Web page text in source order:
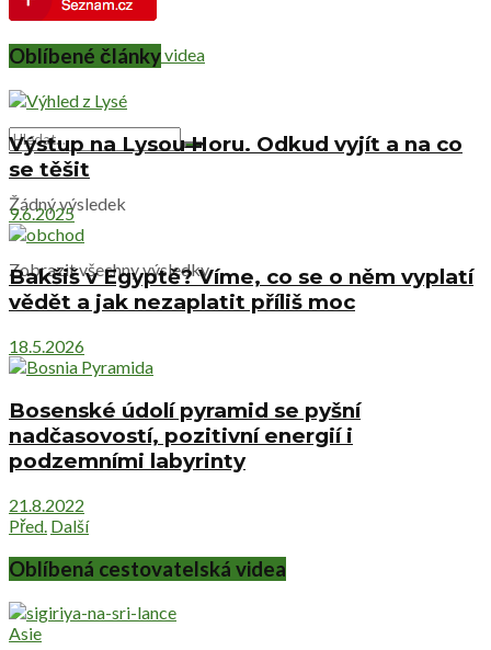
Cestovatelská videa
Žádný výsledek
Zobrazit všechny výsledky
Oblíbené články
Výstup na Lysou Horu. Odkud vyjít a na co
se těšit
9.6.2025
Bakšiš v Egyptě? Víme, co se o něm vyplatí
vědět a jak nezaplatit příliš moc
18.5.2026
Bosenské údolí pyramid se pyšní
nadčasovostí, pozitivní energií i
podzemními labyrinty
21.8.2022
Před. Další
Oblíbená cestovatelská videa
Asie